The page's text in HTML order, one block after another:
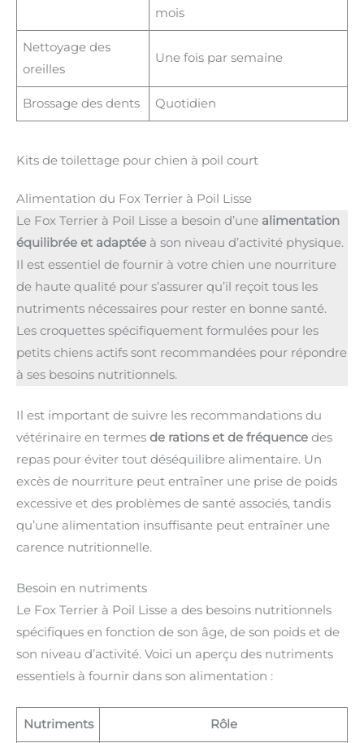
mois
Nettoyage des
oreilles
Une fois par semaine
Brossage des dents Quotidien
Kits de toilettage pour chien à poil court
Alimentation du Fox Terrier à Poil Lisse
Le Fox Terrier à Poil Lisse a besoin d’une alimentation
équilibrée et adaptée à son niveau d’activité physique.
Il est essentiel de fournir à votre chien une nourriture
de haute qualité pour s’assurer qu’il reçoit tous les
nutriments nécessaires pour rester en bonne santé.
Les croquettes spécifiquement formulées pour les
petits chiens actifs sont recommandées pour répondre
à ses besoins nutritionnels.
Il est important de suivre les recommandations du
vétérinaire en termes de rations et de fréquence des
repas pour éviter tout déséquilibre alimentaire. Un
excès de nourriture peut entraîner une prise de poids
excessive et des problèmes de santé associés, tandis
qu’une alimentation insuffisante peut entraîner une
carence nutritionnelle.
Besoin en nutriments
Le Fox Terrier à Poil Lisse a des besoins nutritionnels
spécifiques en fonction de son âge, de son poids et de
son niveau d’activité. Voici un aperçu des nutriments
essentiels à fournir dans son alimentation :
Nutriments Rôle